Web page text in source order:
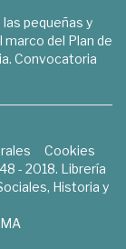
pequeñas y
del Plan de
Convocatoria
Cookies
- 2018. Librería
Historia y